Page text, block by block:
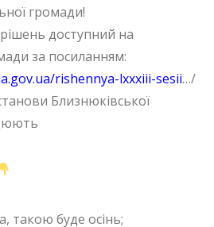
громади!
доступний на
за посиланням:
rishennya-lxxxiii-sesii…/
Близнюківської
такою буде осінь;